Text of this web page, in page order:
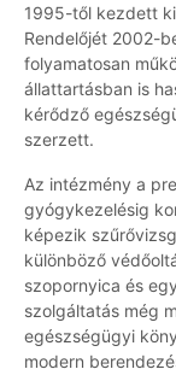
1995-től kezdett
Rendelőjét 2002-
folyamatosan
állattartásban is
kérődző
szerzett.
Az intézmény a
gyógykezelésig
képezik
különböző
szopornyica és
szolgáltatás még
egészségügyi
modern